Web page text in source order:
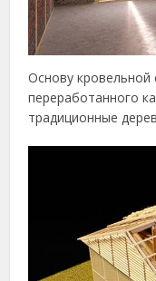
Основу кровельной
переработанного
традиционные